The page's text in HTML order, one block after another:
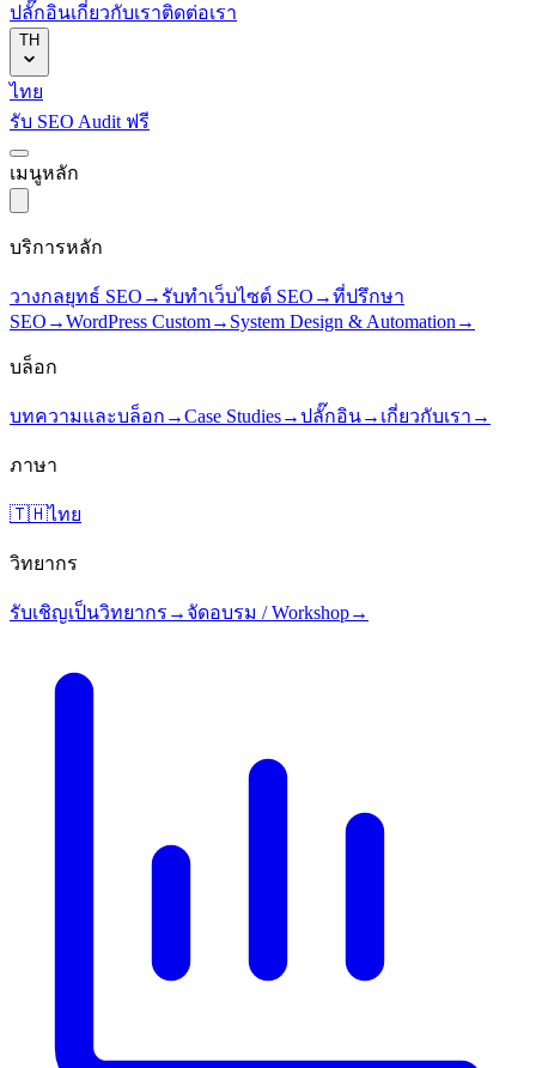
ปลั๊กอินเกี่ยวกับเราติดต่อเรา
TH
ไทย
รับ SEO Audit ฟรี
เมนูหลัก
บริการหลัก
วางกลยุทธ์ SEO → รับทำเว็บไซต์ SEO →ที่ปรึกษา
SEO →WordPress Custom→ System Design & Automation →
บล็อก
บทความและบล็อก →Case Studies→ปลั๊กอิน→ เกี่ยวกับเรา →
ภาษา
🇹🇭ไทย
วิทยากร
รับเชิญเป็นวิทยากร → จัดอบรม / Workshop→